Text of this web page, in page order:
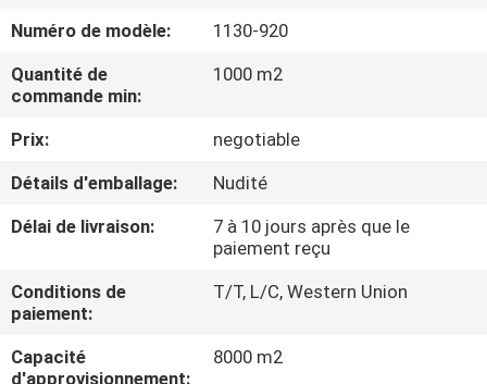
VISITE
D'USINE
CONTRÔLE
DE
QUALITÉ
CONTACTEZ-
NOUS
Numéro de modèle:
1130-920
Quantité de
commande min:
1000 m2
Prix:
negotiable
Détails d'emballage:
Nudité
Délai de livraison:
7 à 10 jours après que le
paiement reçu
Conditions de
paiement:
T/T, L/C, Western Union
Capacité
d'approvisionnement:
8000 m2